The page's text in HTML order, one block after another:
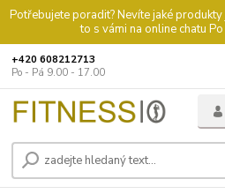
Potřebujete poradit? Nevíte jaké
to s vámi na online chatu
+420 608212713
Po - Pá 9.00 - 17.00